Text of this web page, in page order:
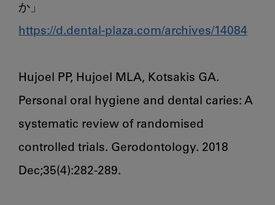
https://d.dental-plaza.com/archives/14084
Hujoel PP, Hujoel MLA, Kotsakis GA.
Personal oral hygiene and dental caries: A
systematic review of randomised
controlled trials. Gerodontology. 2018
Dec;35(4):282-289.